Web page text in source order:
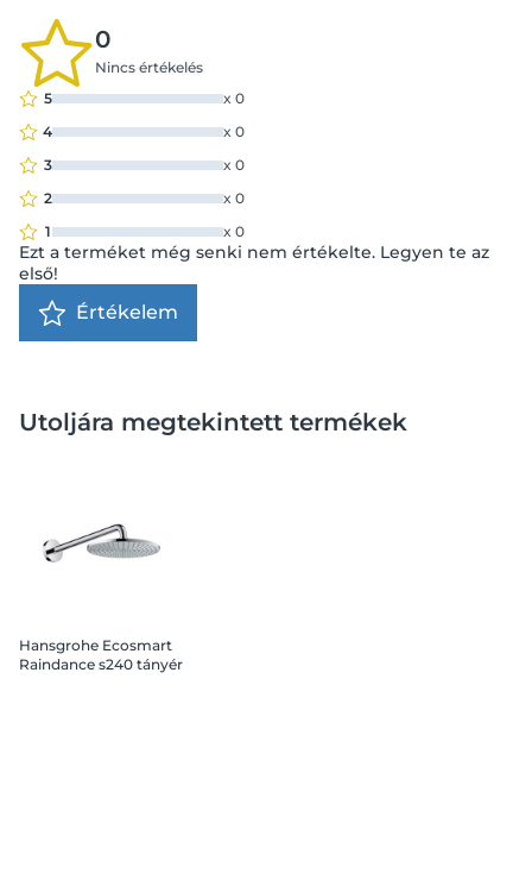
0
Nincs értékelés
5
x 0
4
x 0
3
x 0
2
x 0
1
x 0
Ezt a terméket még senki nem értékelte. Legyen te az
első!
Értékelem
Utoljára megtekintett termékek
Hansgrohe Ecosmart
Raindance s240 tányér